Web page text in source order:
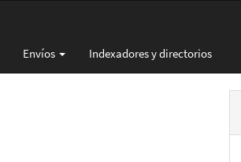
Envíos Indexadores y directorios